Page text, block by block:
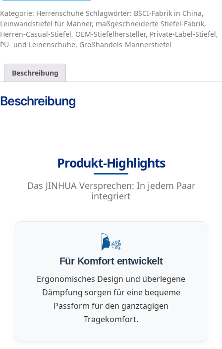
Kategorie: Herrenschuhe Schlagwörter: BSCI-Fabrik in China,
Leinwandstiefel für Männer, maßgeschneiderte Stiefel-Fabrik,
Herren-Casual-Stiefel, OEM-Stiefelhersteller, Private-Label-Stiefel,
PU- und Leinenschuhe, Großhandels-Männerstiefel
Beschreibung
Beschreibung
Produkt-Highlights
Das JINHUA Versprechen: In jedem Paar
integriert
🌬️
Für Komfort entwickelt
Ergonomisches Design und überlegene
Dämpfung sorgen für eine bequeme
Passform für den ganztägigen
Tragekomfort.